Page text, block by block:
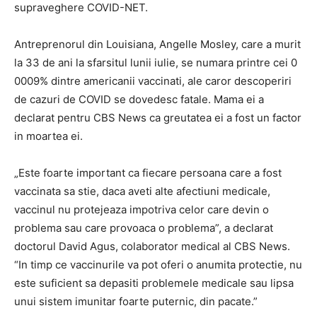
supraveghere COVID-NET.
Antreprenorul din Louisiana, Angelle Mosley, care a murit
la 33 de ani la sfarsitul lunii iulie, se numara printre cei 0
0009% dintre americanii vaccinati, ale caror descoperiri
de cazuri de COVID se dovedesc fatale. Mama ei a
declarat pentru CBS News ca greutatea ei a fost un factor
in moartea ei.
„Este foarte important ca fiecare persoana care a fost
vaccinata sa stie, daca aveti alte afectiuni medicale,
vaccinul nu protejeaza impotriva celor care devin o
problema sau care provoaca o problema”, a declarat
doctorul David Agus, colaborator medical al CBS News.
“In timp ce vaccinurile va pot oferi o anumita protectie, nu
este suficient sa depasiti problemele medicale sau lipsa
unui sistem imunitar foarte puternic, din pacate.”